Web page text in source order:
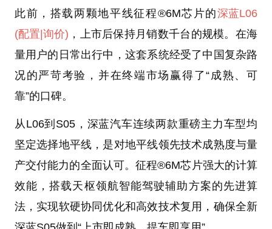
此前，搭载两颗地平线征程®6M芯片的深蓝L06
(配置 |询价) ，上市后保持月销数千台的规模。在海
量用户的日常出行中，这套系统经受了中国复杂路
况的严苛考验，并在终端市场赢得了“成熟、可
靠”的口碑。
从L06到S05，深蓝汽车连续两款重磅主力车型均
坚定选择地平线，是对地平线领先技术成熟度与量
产交付能力的全面认可。征程®6M芯片强大的计算
效能，搭载天枢领航智能驾驶辅助方案的先进算
法，实现软硬协同优化和高效技术复用，确保全新